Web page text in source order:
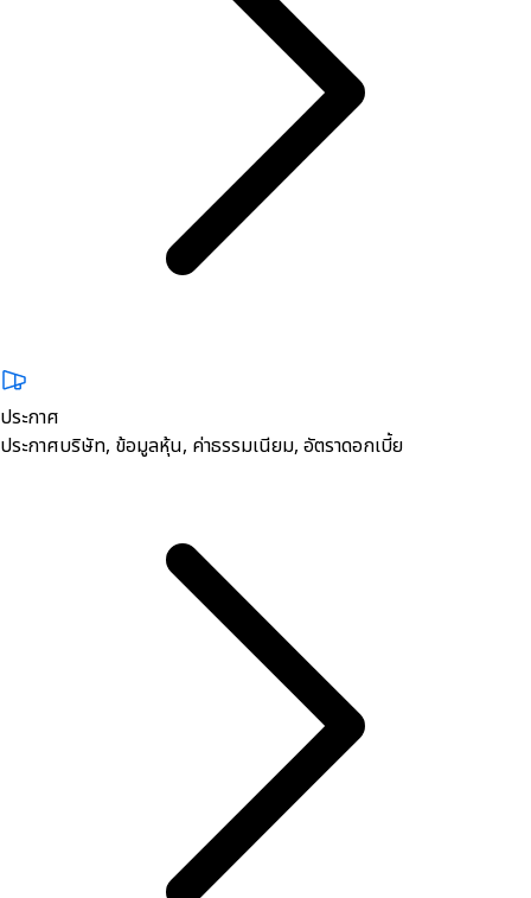
ประกาศ
ประกาศบริษัท, ข้อมูลหุ้น, ค่าธรรมเนียม, อัตราดอกเบี้ย